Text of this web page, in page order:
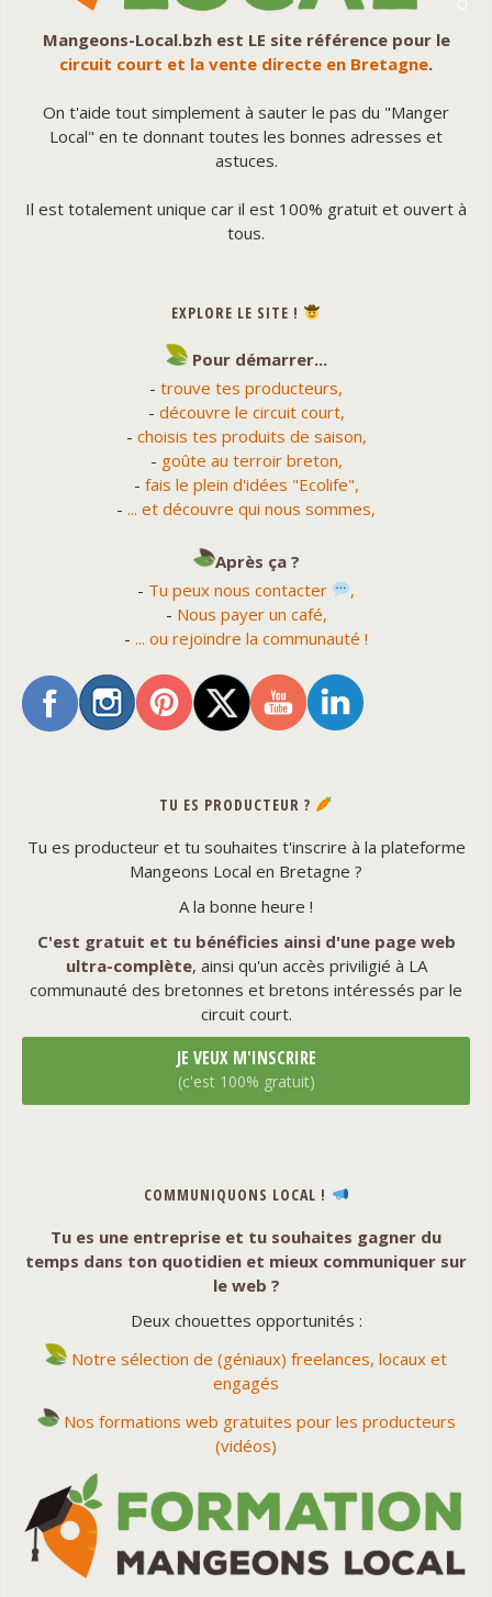
Mangeons-Local.bzh est LE site référence pour le
circuit court et la vente directe en Bretagne.
On t'aide tout simplement à sauter le pas du "Manger
Local" en te donnant toutes les bonnes adresses et
astuces.
Il est totalement unique car il est 100% gratuit et ouvert à
tous.
EXPLORE LE SITE !
Pour démarrer...
- trouve tes producteurs,
- découvre le circuit court,
- choisis tes produits de saison,
- goûte au terroir breton,
- fais le plein d'idées "Ecolife",
- ... et découvre qui nous sommes,
Après ça ?
- Tu peux nous contacter
,
- Nous payer un café,
- ... ou rejoindre la communauté !
TU ES PRODUCTEUR ?
Tu es producteur et tu souhaites t'inscrire à la plateforme
Mangeons Local en Bretagne ?
A la bonne heure !
C'est gratuit et tu bénéficies ainsi d'une page web
ultra-complète, ainsi qu'un accès priviligié à LA
communauté des bretonnes et bretons intéressés par le
circuit court.
JE VEUX M'INSCRIRE
(c'est 100% gratuit)
COMMUNIQUONS LOCAL !
Tu es une entreprise et tu souhaites gagner du
temps dans ton quotidien et mieux communiquer sur
le web ?
Deux chouettes opportunités :
Notre sélection de (géniaux) freelances, locaux et
engagés
Nos formations web gratuites pour les producteurs
(vidéos)